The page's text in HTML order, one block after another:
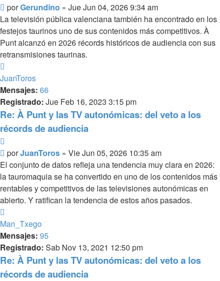
Mensaje
porGerundino » Jue Jun 04, 2026 9:34 am
La televisión pública valenciana también ha encontrado en los
festejos taurinos uno de sus contenidos más competitivos. À
Punt alcanzó en 2026 récords históricos de audiencia con sus
retransmisiones taurinas.
JuanToros
Mensajes: 66
Registrado: Jue Feb 16, 2023 3:15 pm
Re: À Punt y las TV autonómicas: del veto a los
récords de audiencia
Mensaje
porJuanToros » Vie Jun 05, 2026 10:35 am
El conjunto de datos refleja una tendencia muy clara en 2026:
la tauromaquia se ha convertido en uno de los contenidos más
rentables y competitivos de las televisiones autonómicas en
abierto. Y ratifican la tendencia de estos años pasados.
Man_Txego
Mensajes: 95
Registrado: Sab Nov 13, 2021 12:50 pm
Re: À Punt y las TV autonómicas: del veto a los
récords de audiencia